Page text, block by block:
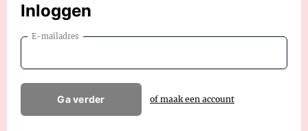
Inloggen
E-mailadres
Ga verder of maak een account